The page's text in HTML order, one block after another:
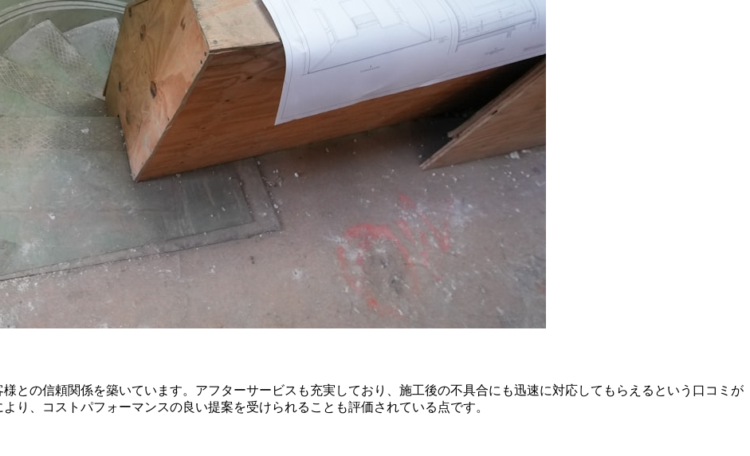
との信頼関係を築いています。アフターサービスも充実しており、施工後の不具合にも迅速に対応してもらえるという口コミが
り、コストパフォーマンスの良い提案を受けられることも評価されている点です。